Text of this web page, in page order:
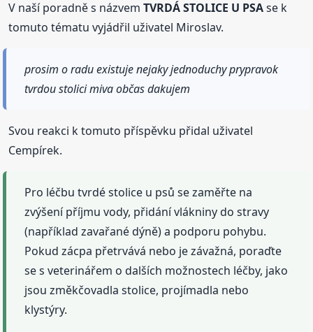
V naší poradně s názvemTVRDÁ STOLICE U PSAse k
tomuto tématu vyjádřil uživatel Miroslav.
prosim o radu existuje nejaky jednoduchy prypravok
tvrdou stolici miva občas dakujem
Svou reakci k tomuto příspěvku přidal uživatel
Cempírek.
Pro léčbu tvrdé stolice u psů se zaměřte na
zvýšení příjmu vody, přidání vlákniny do stravy
(například zavařané dýně) a podporu pohybu.
Pokud zácpa přetrvává nebo je závažná, poraďte
se s veterinářem o dalších možnostech léčby, jako
jsou změkčovadla stolice, projímadla nebo
klystýry.